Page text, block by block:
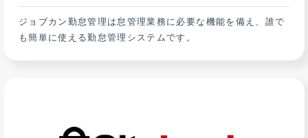
ジョブカン勤怠管理は怠管理業務に必要な機能を備え、誰で
も簡単に使える勤怠管理システムです。